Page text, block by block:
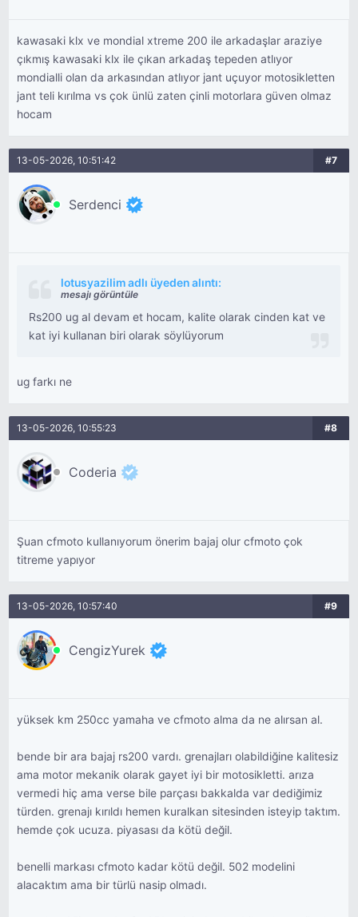
kawasaki klx ve mondial xtreme 200 ile arkadaşlar araziye
çıkmış kawasaki klx ile çıkan arkadaş tepeden atlıyor
mondialli olan da arkasından atlıyor jant uçuyor motosikletten
jant teli kırılma vs çok ünlü zaten çinli motorlara güven olmaz
hocam
13-05-2026, 10:51:42 #7
Serdenci
lotusyazilim adlı üyeden alıntı:
mesajı görüntüle
Rs200 ug al devam et hocam, kalite olarak cinden kat ve
kat iyi kullanan biri olarak söylüyorum
ug farkı ne
13-05-2026, 10:55:23 #8
Coderia
Şuan cfmoto kullanıyorum önerim bajaj olur cfmoto çok
titreme yapıyor
13-05-2026, 10:57:40 #9
CengizYurek
yüksek km 250cc yamaha ve cfmoto alma da ne alırsan al.
bende bir ara bajaj rs200 vardı. grenajları olabildiğine kalitesiz
ama motor mekanik olarak gayet iyi bir motosikletti. arıza
vermedi hiç ama verse bile parçası bakkalda var dediğimiz
türden. grenajı kırıldı hemen kuralkan sitesinden isteyip taktım.
hemde çok ucuza. piyasası da kötü değil.
benelli markası cfmoto kadar kötü değil. 502 modelini
alacaktım ama bir türlü nasip olmadı.